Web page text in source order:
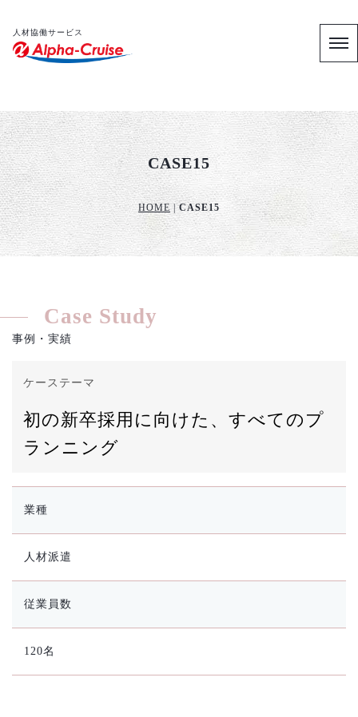
人材協働サービス
CASE15
HOME|CASE15
Case Study
事例・実績
ケーステーマ
初の新卒採用に向けた、すべてのプ
ランニング
業種
人材派遣
従業員数
120名